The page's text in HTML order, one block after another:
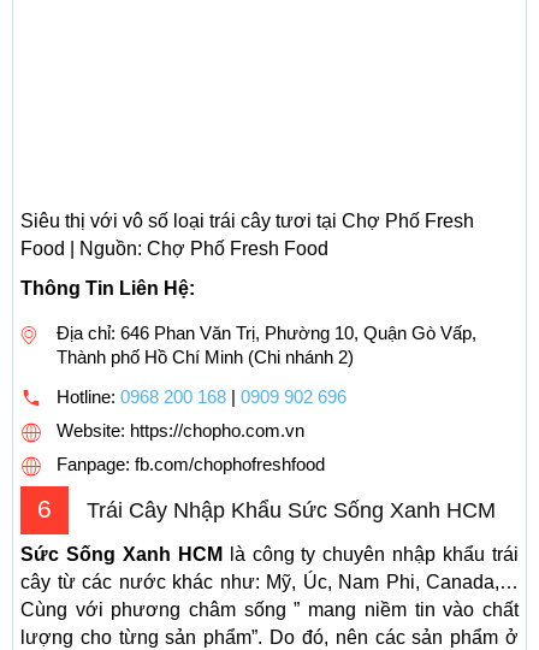
Siêu thị với vô số loại trái cây tươi tại Chợ Phố Fresh
Food | Nguồn: Chợ Phố Fresh Food
Thông Tin Liên Hệ:
Địa chỉ: 646 Phan Văn Trị, Phường 10, Quận Gò Vấp,
Thành phố Hồ Chí Minh (Chi nhánh 2)
Hotline: 0968 200 168 | 0909 902 696
Website: https://chopho.com.vn
Fanpage: fb.com/chophofreshfood
6 Trái Cây Nhập Khẩu Sức Sống Xanh HCM
Sức Sống Xanh HCM
là công ty chuyên nhập khẩu trái
cây từ các nước khác như: Mỹ, Úc, Nam Phi, Canada,…
Cùng với phương châm sống ” mang niềm tin vào chất
lượng cho từng sản phẩm”. Do đó, nên các sản phẩm ở